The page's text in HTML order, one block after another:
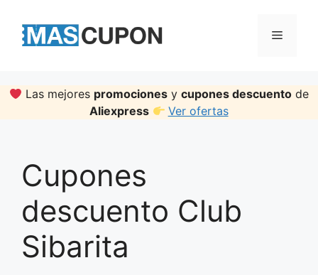
content
Menu
Las mejores promociones ycupones descuento de
Aliexpress
Ver ofertas
Cupones
descuento Club
Sibarita